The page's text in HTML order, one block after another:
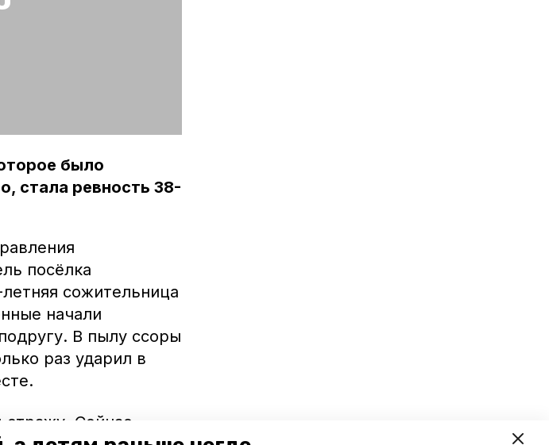
было
стала ревность 38-
посёлка
сожительница
начали
В пылу ссоры
раз ударил в
Сейчас